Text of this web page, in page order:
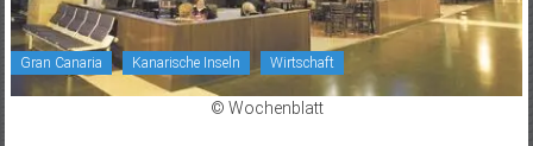
Gran Canaria Kanarische Inseln Wirtschaft
© Wochenblatt